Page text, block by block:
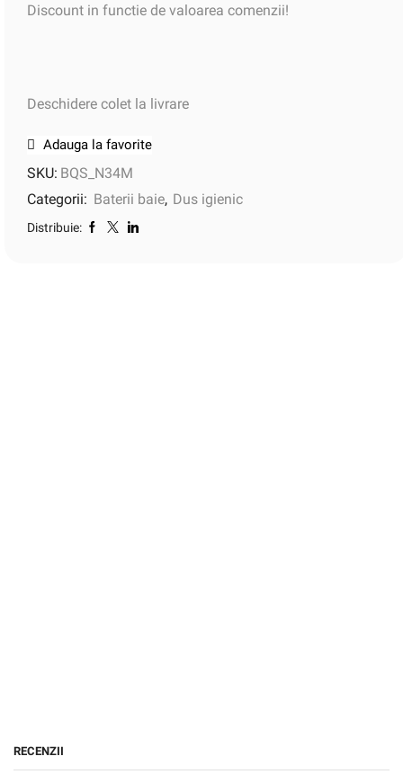
Discount in functie de valoarea comenzii!
Deschidere colet la livrare
Adauga la favorite
SKU: BQS_N34M
Categorii: Baterii baie, Dus igienic
Distribuie:
RECENZII